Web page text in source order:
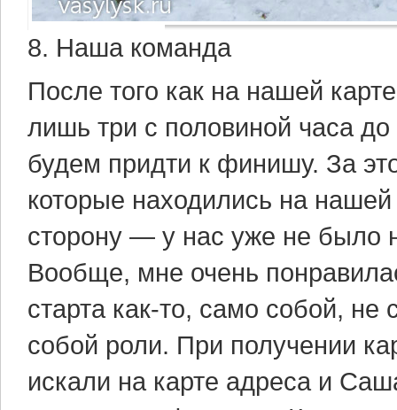
8. Наша команда
После того как на нашей
лишь три с половиной часа
будем придти к финишу. За
которые находились на
сторону — у нас уже не было
Вообще, мне очень
старта как-то, само собой,
собой роли. При получении
искали на карте адреса и